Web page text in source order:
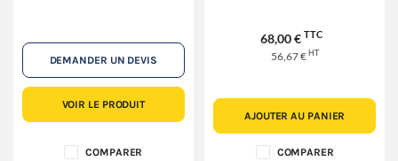
DEMANDER UN DEVIS
VOIR LE PRODUIT
COMPARER
68,00 € TTC
56,67 €HT
AJOUTER AU PANIER
COMPARER